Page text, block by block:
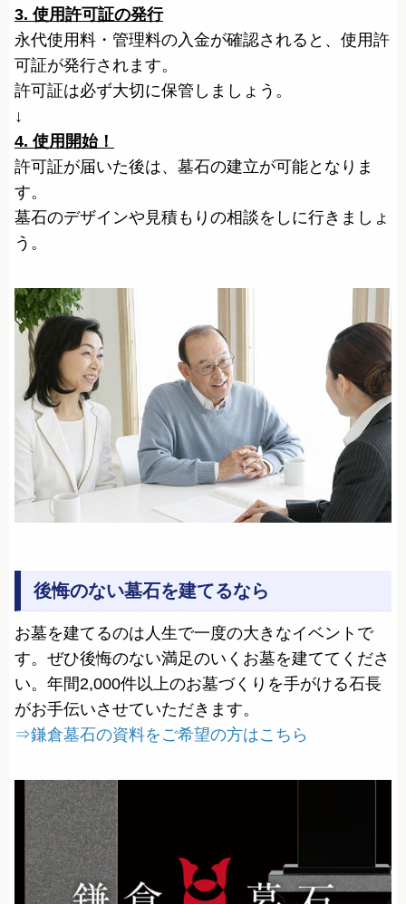
3. 使用許可証の発行
永代使用料・管理料の入金が確認されると、使用許
可証が発行されます。
許可証は必ず大切に保管しましょう。
↓
4. 使用開始！
許可証が届いた後は、墓石の建立が可能となりま
す。
墓石のデザインや見積もりの相談をしに行きましょ
う。
後悔のない墓石を建てるなら
お墓を建てるのは人生で一度の大きなイベントで
す。ぜひ後悔のない満足のいくお墓を建ててくださ
い。年間2,000件以上のお墓づくりを手がける石長
がお手伝いさせていただきます。
⇒鎌倉墓石の資料をご希望の方はこちら